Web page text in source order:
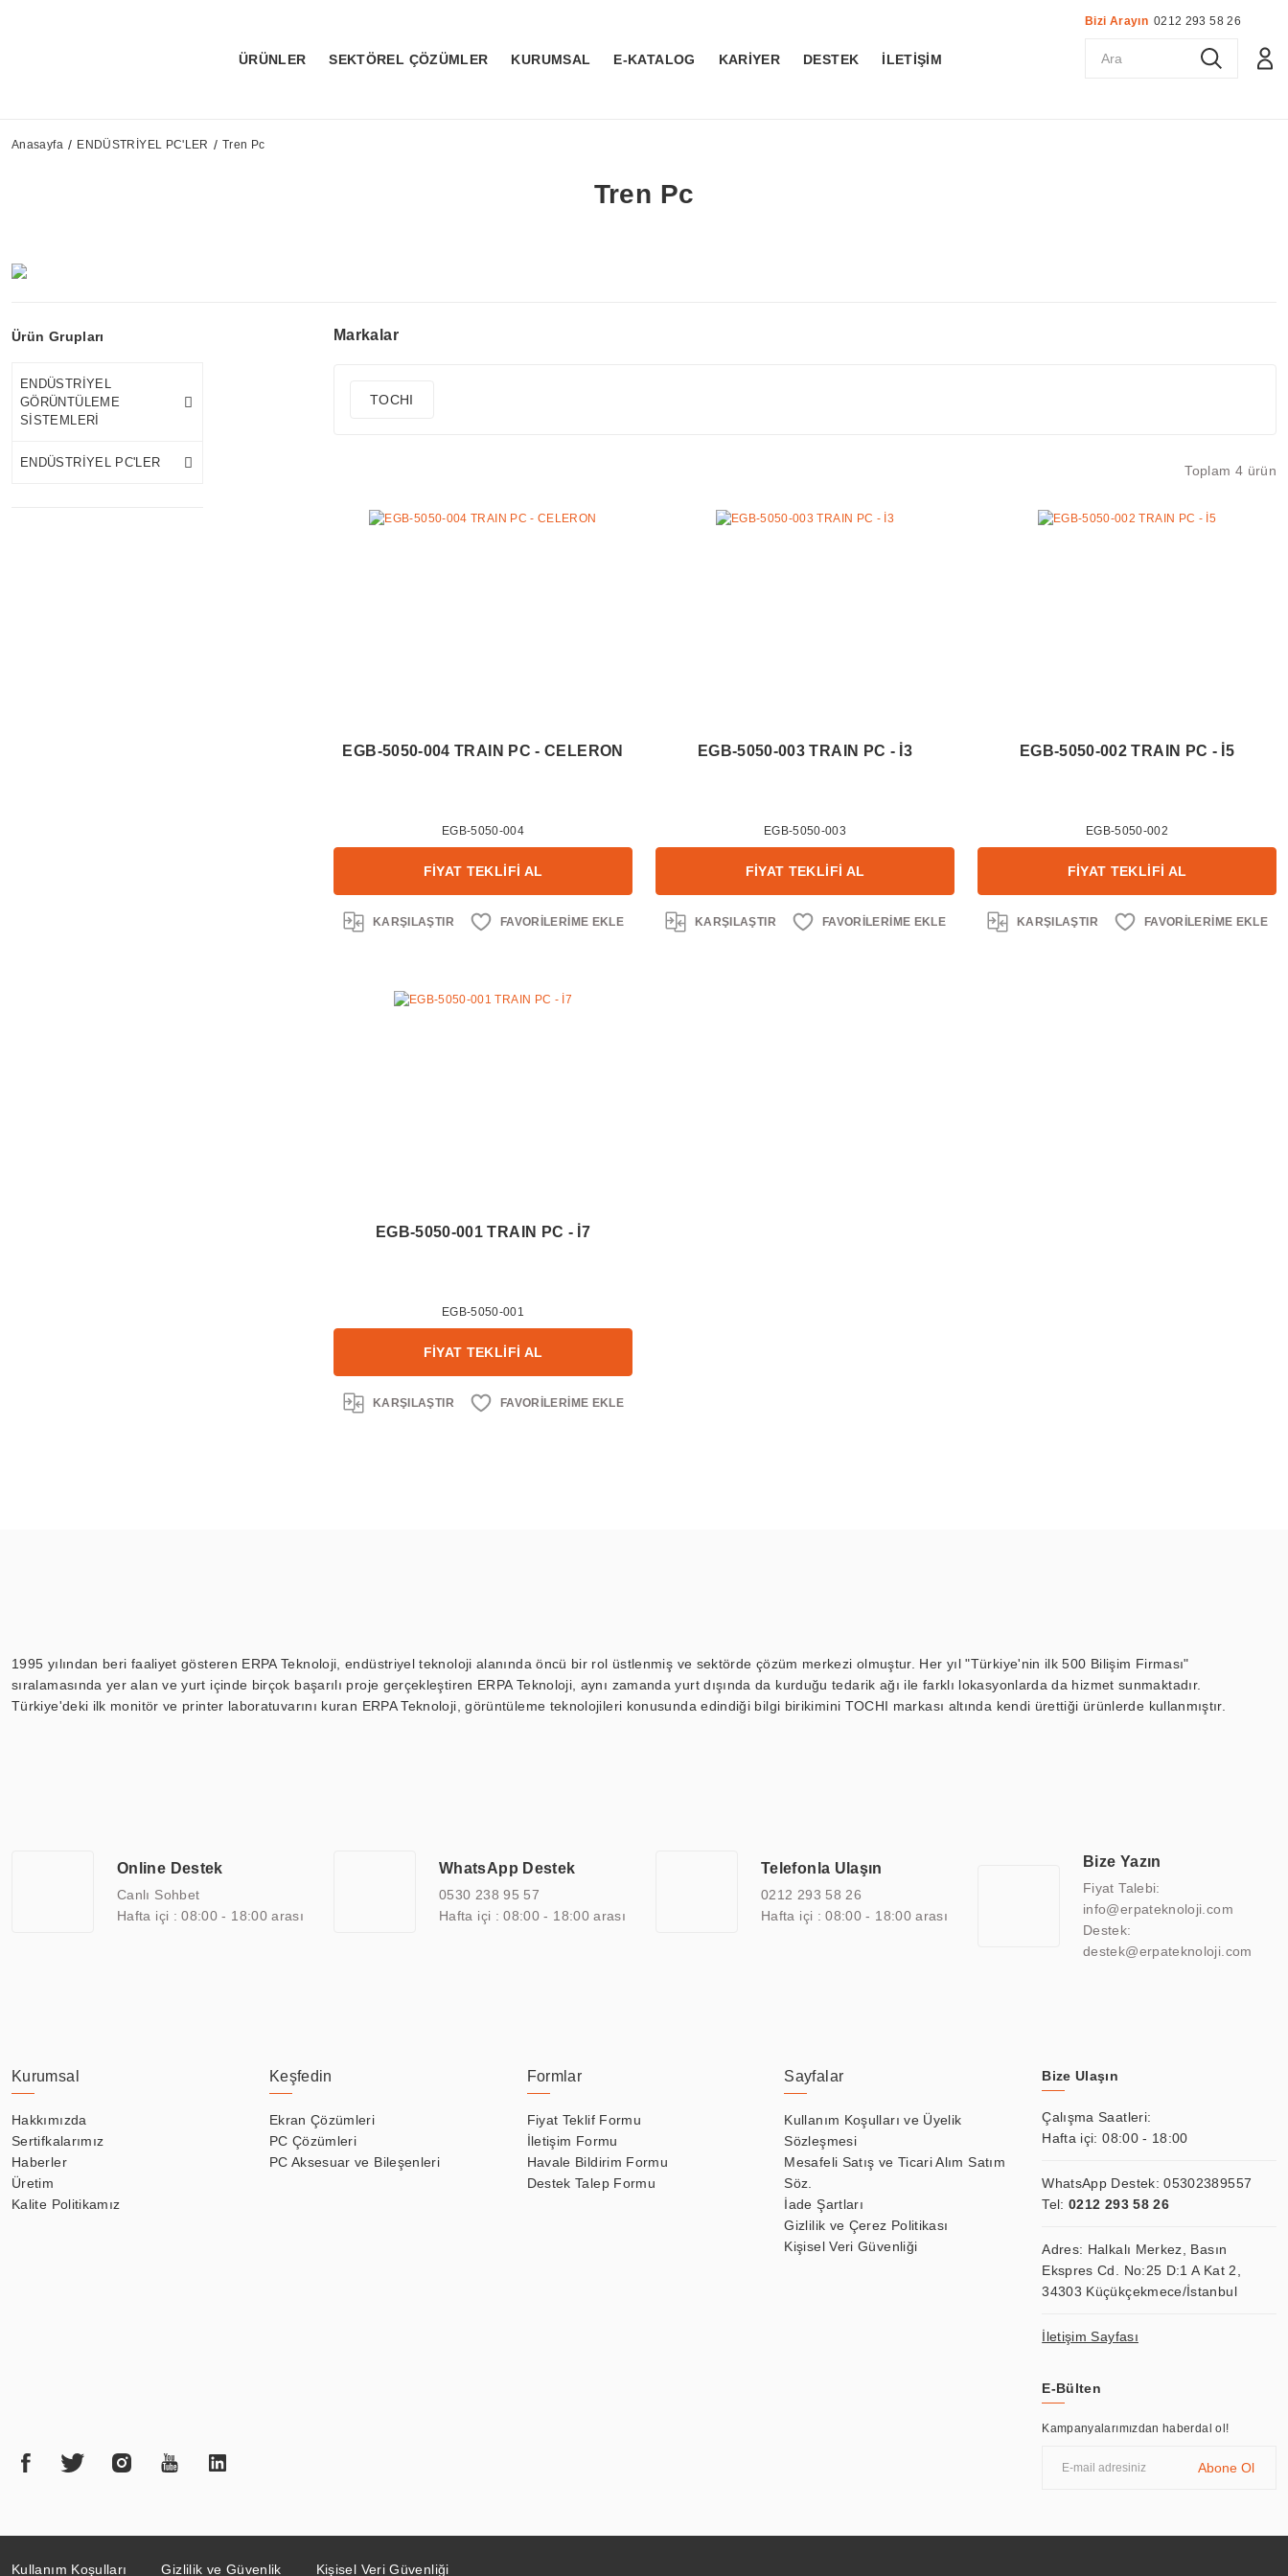
ÜRÜNLER SEKTÖREL ÇÖZÜMLER KURUMSAL E-KATALOG KARİYER DESTEK İLETİŞİM
Bizi Arayın 0212 293 58 26
Anasayfa ENDÜSTRİYEL PC'LER Tren Pc
Tren Pc
Ürün Grupları
ENDÜSTRİYEL
GÖRÜNTÜLEME
SİSTEMLERİ
ENDÜSTRİYEL PC'LER
Markalar
TOCHI
Toplam 4 ürün
EGB-5050-004 TRAIN PC - CELERON
EGB-5050-004
FİYAT TEKLİFİ AL
KARŞILAŞTIR
EGB-5050-003 TRAIN PC - İ3
EGB-5050-003
FİYAT TEKLİFİ AL
KARŞILAŞTIR
EGB-5050-002 TRAIN PC - İ5
EGB-5050-002
FİYAT TEKLİFİ AL
KARŞILAŞTIR
EGB-5050-001 TRAIN PC - İ7
EGB-5050-001
FİYAT TEKLİFİ AL
KARŞILAŞTIR
1995 yılından beri faaliyet gösteren ERPA Teknoloji, endüstriyel teknoloji alanında öncü bir rol üstlenmiş ve sektörde çözüm merkezi olmuştur. Her yıl "Türkiye'nin ilk 500 Bilişim Firması"
sıralamasında yer alan ve yurt içinde birçok başarılı proje gerçekleştiren ERPA Teknoloji, aynı zamanda yurt dışında da kurduğu tedarik ağı ile farklı lokasyonlarda da hizmet sunmaktadır.
Türkiye'deki ilk monitör ve printer laboratuvarını kuran ERPA Teknoloji, görüntüleme teknolojileri konusunda edindiği bilgi birikimini TOCHI markası altında kendi ürettiği ürünlerde kullanmıştır.
arasında yer almaktadır. ERPA Teknoloji, uluslararası standartlarda kalite belgelerine ve sertifikalara sahip olup, etik değerlere bağlı bir şekilde hareket etmektedir. Kaliteli ekipmanı, uzman kadroları,
yılların getirdiği bilgi ve tecrübe ile birleştiren ERPA Teknoloji, özel çözümleri ile iş ortaklarının öne çıkmasına ve sürekli gelişimine katkı sağlamaktadır.
Online Destek
Canlı Sohbet
Hafta içi : 08:00 - 18:00 arası
WhatsApp Destek
0530 238 95 57
Hafta içi : 08:00 - 18:00 arası
Telefonla Ulaşın
0212 293 58 26
Hafta içi : 08:00 - 18:00 arası
Bize Yazın
Fiyat Talebi:
info@erpateknoloji.com
Destek:
destek@erpateknoloji.com
Kurumsal
Hakkımızda
Sertifkalarımız
Haberler
Üretim
Kalite Politikamız
Keşfedin
Ekran Çözümleri
PC Çözümleri
PC Aksesuar ve Bileşenleri
Formlar
Fiyat Teklif Formu
İletişim Formu
Havale Bildirim Formu
Destek Talep Formu
Sayfalar
Kullanım Koşulları ve Üyelik
Sözleşmesi
Mesafeli Satış ve Ticari Alım Satım
Söz.
İade Şartları
Gizlilik ve Çerez Politikası
Kişisel Veri Güvenliği
Bize Ulaşın
Çalışma Saatleri:
Hafta içi: 08:00 - 18:00
WhatsApp Destek:05302389557
Tel: 0212 293 58 26
Adres: Halkalı Merkez, Basın
Ekspres Cd. No:25 D:1 A Kat 2,
34303 Küçükçekmece/İstanbul
İletişim Sayfası
E-Bülten
Kampanyalarımızdan haberdal ol!
Abone Ol
Kullanım Koşulları Gizlilik ve Güvenlik Kişisel Veri Güvenliği